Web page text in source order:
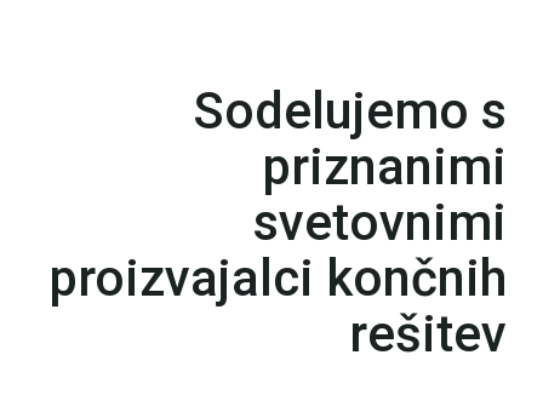
Sodelujemo s
priznanimi
svetovnimi
proizvajalci končnih
rešitev